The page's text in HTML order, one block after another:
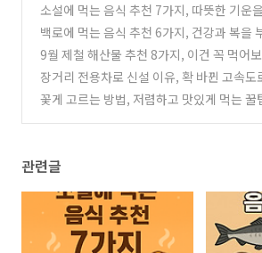
소설에 먹는 음식 추천 7가지, 따뜻한 기운
릅니다
(1)
백로에 먹는 음식 추천 6가지, 건강과 복을
니다!
(0)
9월 제철 해산물 추천 8가지, 이건 꼭 먹어
요!
(2)
장거리 전용차로 신설 이유, 확 바뀐 고속도
책 총정리!
(2)
꽃게 고르는 방법, 저렴하고 맛있게 먹는 꿀
관련글